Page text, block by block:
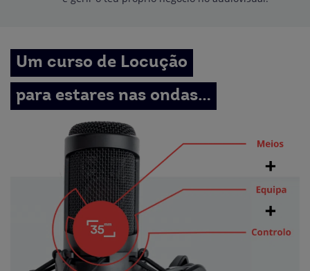
Um curso de Locução
para estares nas ondas…